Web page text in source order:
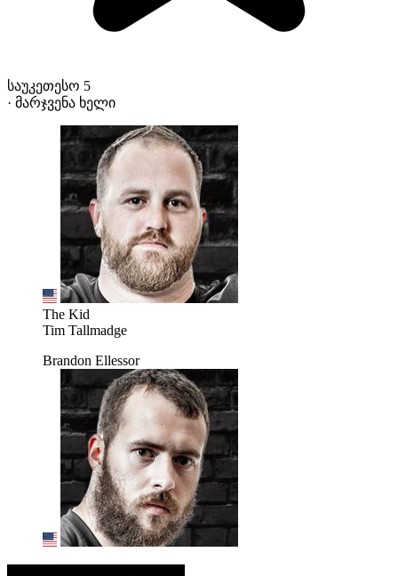
საუკეთესო 5
· მარჯვენა ხელი
The Kid
Tim Tallmadge
Brandon Ellessor